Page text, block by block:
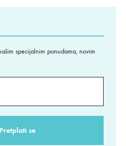
specijalnim ponudama, novim